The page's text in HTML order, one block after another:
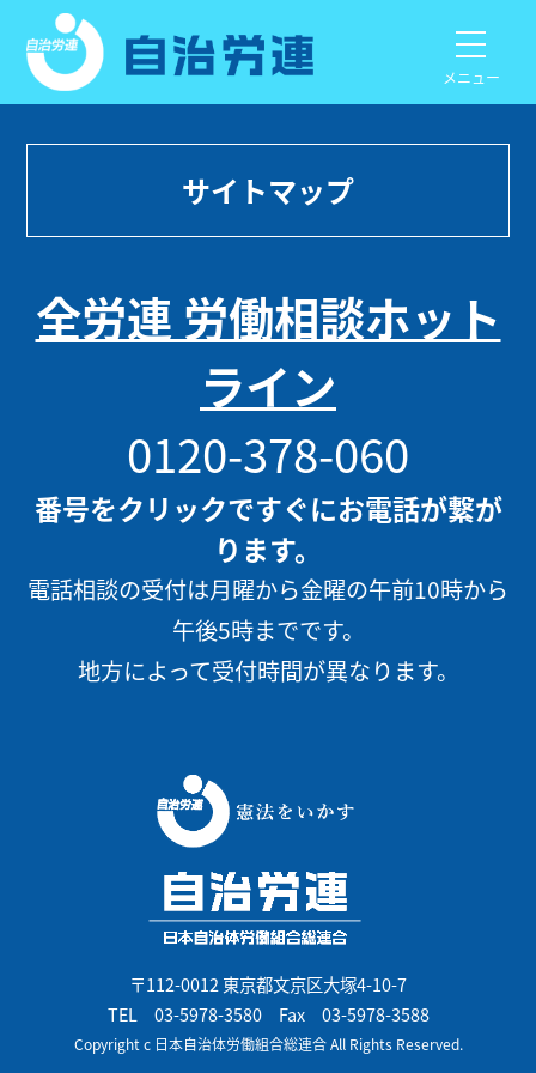
メニュー
サイトマップ
全労連 労働相談ホット
ライン
0120-378-060
番号をクリックですぐにお電話が繋が
ります。
電話相談の受付は月曜から金曜の午前10時から
午後5時までです。
地方によって受付時間が異なります。
〒112-0012 東京都文京区大塚4-10-7
TEL 03-5978-3580Fax 03-5978-3588
Copyright c 日本自治体労働組合総連合 All Rights Reserved.